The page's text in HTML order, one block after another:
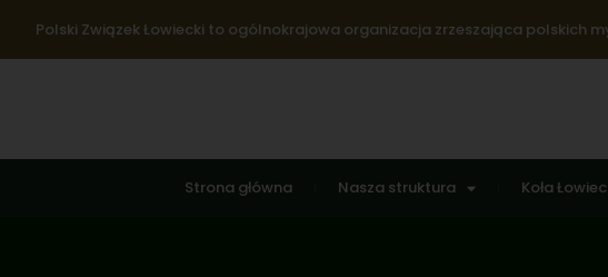
Polski Związek Łowiecki to ogólnokrajowa organizacja zrzeszająca polskich
Strona główna Nasza struktura Koła